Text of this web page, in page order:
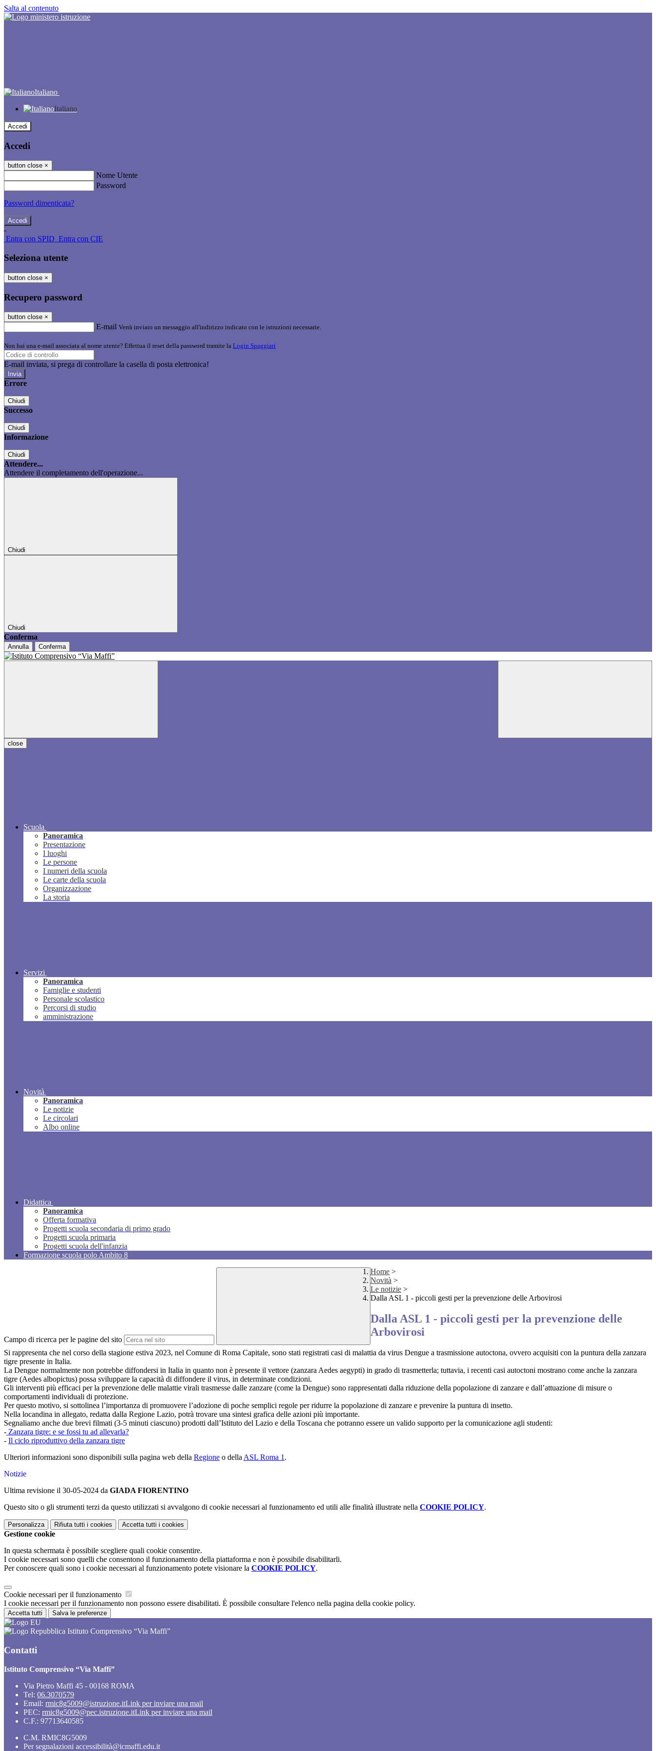
Salta al contenuto
Italiano
Italiano
Accedi
Accedi
button close ×
Nome Utente
Password
Password dimenticata?
-
Entra con SPID Entra con CIE
Seleziona utente
button close ×
Recupero password
button close ×
E-mail Verrà inviato un messaggio all'indirizzo indicato con le istruzioni necessarie.
Non hai una e-mail associata al nome utente? Effettua il reset della password tramite la Login Spaggiari
E-mail inviata, si prega di controllare la casella di posta elettronica!
Errore
Chiudi
Successo
Chiudi
Informazione
Chiudi
Attendere...
Attendere il completamento dell'operazione...
Chiudi
Chiudi
Conferma
Annulla Conferma
close
Scuola
Panoramica
Presentazione
I luoghi
Le persone
I numeri della scuola
Le carte della scuola
Organizzazione
La storia
Servizi
Panoramica
Famiglie e studenti
Personale scolastico
Percorsi di studio
amministrazione
Novità
Panoramica
Le notizie
Le circolari
Albo online
Didattica
Panoramica
Offerta formativa
Progetti scuola secondaria di primo grado
Progetti scuola primaria
Progetti scuola dell'infanzia
Formazione scuola polo Ambito 8
Campo di ricerca per le pagine del sito
Home >
Novità >
Le notizie >
Dalla ASL 1 - piccoli gesti per la prevenzione delle Arbovirosi
Dalla ASL 1 - piccoli gesti per la prevenzione delle
Arbovirosi
Si rappresenta che nel corso della stagione estiva 2023, nel Comune di Roma Capitale, sono stati registrati casi di malattia da virus Dengue a trasmissione autoctona, ovvero acquisiti con la puntura della zanzara
tigre presente in Italia.
La Dengue normalmente non potrebbe diffondersi in Italia in quanto non è presente il vettore (zanzara Aedes aegypti) in grado di trasmetterla; tuttavia, i recenti casi autoctoni mostrano come anche la zanzara
tigre (Aedes albopictus) possa sviluppare la capacità di diffondere il virus, in determinate condizioni.
Gli interventi più efficaci per la prevenzione delle malattie virali trasmesse dalle zanzare (come la Dengue) sono rappresentati dalla riduzione della popolazione di zanzare e dall’attuazione di misure o
comportamenti individuali di protezione.
Per questo motivo, si sottolinea l’importanza di promuovere l’adozione di poche semplici regole per ridurre la popolazione di zanzare e prevenire la puntura di insetto.
Nella locandina in allegato, redatta dalla Regione Lazio, potrà trovare una sintesi grafica delle azioni più importante.
Segnaliamo anche due brevi filmati (3-5 minuti ciascuno) prodotti dall’Istituto del Lazio e della Toscana che potranno essere un valido supporto per la comunicazione agli studenti:
- Zanzara tigre: e se fossi tu ad allevarla?
- Il ciclo riproduttivo della zanzara tigre
Ulteriori informazioni sono disponibili sulla pagina web della Regione o della ASL Roma 1 .
Notizie
Ultima revisione il 30-05-2024 da GIADA FIORENTINO
Questo sito o gli strumenti terzi da questo utilizzati si avvalgono di cookie necessari al funzionamento ed utili alle finalità illustrate nella COOKIE POLICY.
Personalizza Rifiuta tutti i cookies Accetta tutti i cookies
Gestione cookie
In questa schermata è possibile scegliere quali cookie consentire.
I cookie necessari sono quelli che consentono il funzionamento della piattaforma e non è possibile disabilitarli.
Per conoscere quali sono i cookie necessari al funzionamento potete visionare la COOKIE POLICY.
Cookie necessari per il funzionamento
I cookie necessari per il funzionamento non possono essere disabilitati. È possibile consultare l'elenco nella pagina della cookie policy.
Accetta tutti Salva le preferenze
Istituto Comprensivo “Via Maffi”
Contatti
Istituto Comprensivo “Via Maffi”
Via Pietro Maffi 45 - 00168 ROMA
Tel: 06.3070579
Email: rmic8g5009@istruzione.itLink per inviare una mail
PEC: rmic8g5009@pec.istruzione.itLink per inviare una mail
C.F.: 97713640585
C.M. RMIC8G5009
Per segnalazioni accessibilità@icmaffi.edu.it